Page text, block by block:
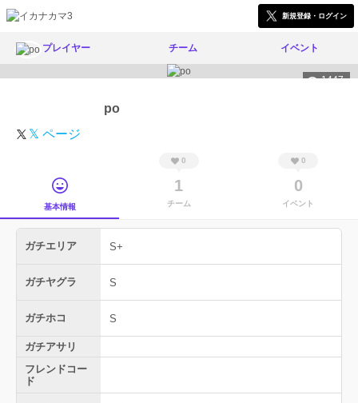
新規登録・ログイン
プレイヤー チーム イベント
1447
po
𝕏 ページ
基本情報
0
1
チーム
0
0
イベント
ガチエリア S+
ガチヤグラ S
ガチホコ S
ガチアサリ
フレンドコー
ド